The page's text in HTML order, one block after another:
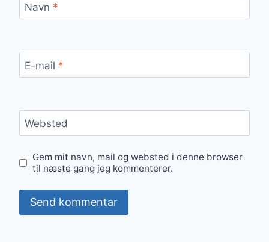
Navn *
E-mail *
Websted
Gem mit navn, mail og websted i denne browser
til næste gang jeg kommenterer.